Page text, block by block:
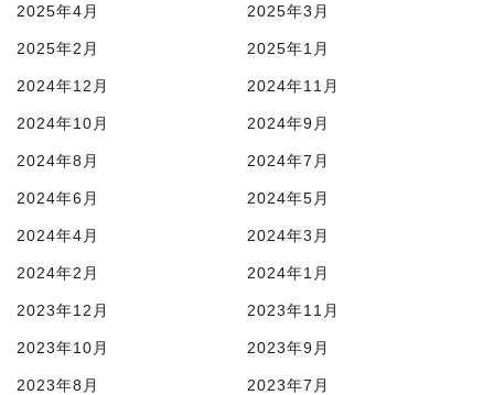
2025年4月 2025年3月
2025年2月 2025年1月
2024年12月 2024年11月
2024年10月 2024年9月
2024年8月 2024年7月
2024年6月 2024年5月
2024年4月 2024年3月
2024年2月 2024年1月
2023年12月 2023年11月
2023年10月 2023年9月
2023年8月 2023年7月